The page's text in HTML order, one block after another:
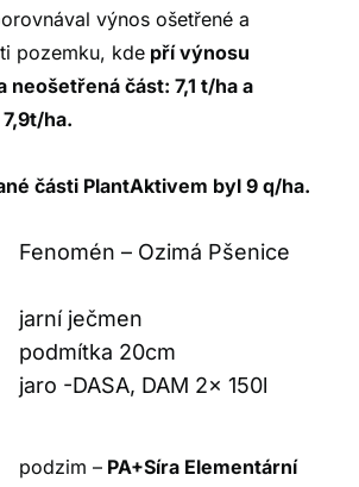
výnos ošetřené a
pozemku, kde pří výnosu
neošetřená část: 7,1 t/ha a
ha.
části PlantAktivem byl 9 q/ha.
Fenomén – Ozimá Pšenice
jarní ječmen
podmítka 20cm
jaro -DASA, DAM 2x 150l
podzim – PA+Síra Elementární